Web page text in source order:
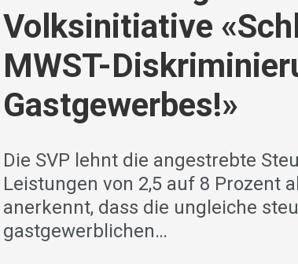
Volksinitiative
MWST-
Gastgewerbes!»
Die SVP lehnt die angestrebte
Leistungen von 2,5 auf 8 Prozent
anerkennt, dass die ungleiche
gastgewerblichen…